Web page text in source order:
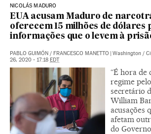
NICOLÁS MADURO
EUA acusam Maduro de
oferecem 15 milhões de dólares
informações que o levem à
PABLO GUIMÓN / FRANCESCO MANETTO | Washington /
26, 2020 - 17:18 EDT
“É hora de
regime
secretário
William
acusações
afetam
do